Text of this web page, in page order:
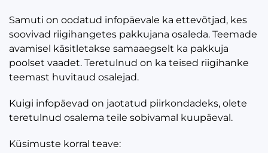
Samuti on oodatud infopäevale ka ettevõtjad, kes
soovivad riigihangetes pakkujana osaleda. Teemade
avamisel käsitletakse samaaegselt ka pakkuja
poolset vaadet. Teretulnud on ka teised riigihanke
teemast huvitaud osalejad.
Kuigi infopäevad on jaotatud piirkondadeks, olete
teretulnud osalema teile sobivamal kuupäeval.
Küsimuste korral teave: